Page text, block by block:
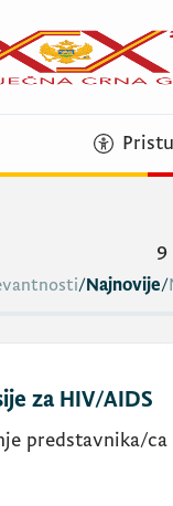
9
/Najnovije/
za HIV/AIDS
predstavnika/ca